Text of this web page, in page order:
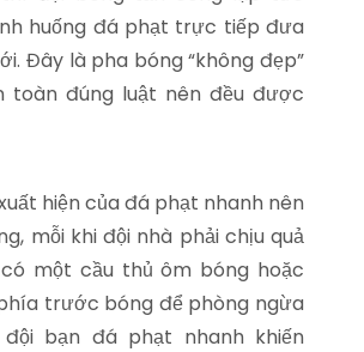
huống đá phạt trực tiếp đưa
Đây là pha bóng “không đẹp”
toàn đúng luật nên đều được
hiện của đá phạt nhanh nên
mỗi khi đội nhà phải chịu quả
một cầu thủ ôm bóng hoặc
trước bóng để phòng ngừa
bạn đá phạt nhanh khiến